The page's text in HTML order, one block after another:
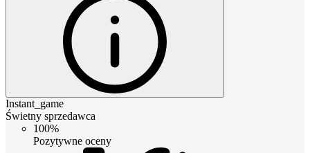
Instant_game
Świetny sprzedawca
100%
Pozytywne oceny